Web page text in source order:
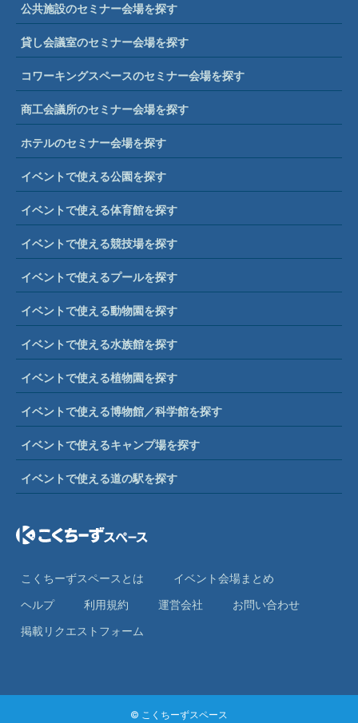
公共施設のセミナー会場を探す
貸し会議室のセミナー会場を探す
コワーキングスペースのセミナー会場を探す
商工会議所のセミナー会場を探す
ホテルのセミナー会場を探す
イベントで使える公園を探す
イベントで使える体育館を探す
イベントで使える競技場を探す
イベントで使えるプールを探す
イベントで使える動物園を探す
イベントで使える水族館を探す
イベントで使える植物園を探す
イベントで使える博物館／科学館を探す
イベントで使えるキャンプ場を探す
イベントで使える道の駅を探す
こくちーずスペースとは
イベント会場まとめ
ヘルプ
利⽤規約 運営会社
お問い合わせ
掲載リクエストフォーム
© こくちーずスペース